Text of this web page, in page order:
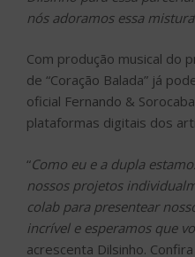
nós adoramos essa mistura
Com produção musical do
de “Coração Balada” já
oficial Fernando &
plataformas digitais dos
“Como eu e a dupla
nossos projetos
colab para presentear
incrível e esperamos que
acrescenta Dilsinho.